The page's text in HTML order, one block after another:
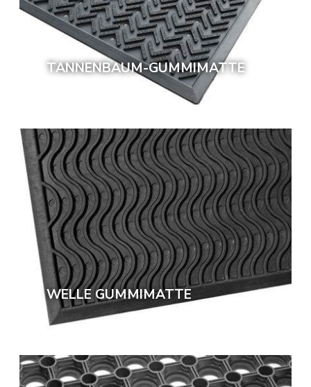
TANNENBAUM-GUMMIMATTE
WELLE GUMMIMATTE